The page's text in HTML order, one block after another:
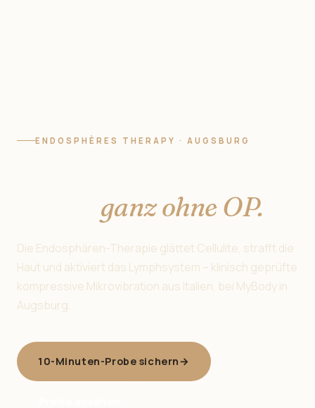
ENDOSPHÈRES THERAPY · AUGSBURG
ganz ohne OP.
Die Endosphären-Therapie glättet Cellulite, strafft die
Haut und aktiviert das Lymphsystem – klinisch geprüfte
kompressive Mikrovibration aus Italien, bei MyBody in
Augsburg.
10-Minuten-Probe sichern→